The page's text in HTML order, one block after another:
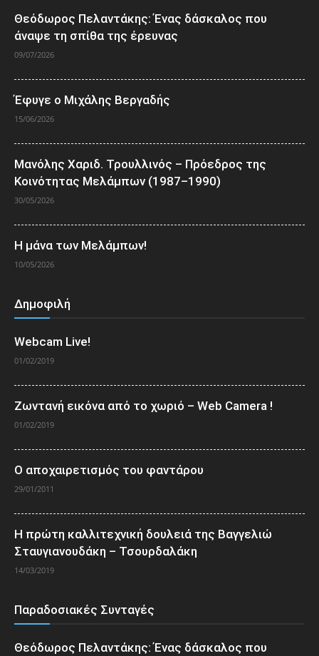
Θεόδωρος Πελαντάκης: Ένας δάσκαλος που
άναψε τη σπίθα της έρευνας
09/07/2026
Έφυγε ο Μιχάλης Βεργαδής
15/06/2026
Μανόλης Χαριδ. Τρουλλινός – Πρόεδρος της
Κοινότητας Μελάμπων (1987–1990)
30/05/2026
Η μάνα των Μελάμπων!
10/05/2026
Δημοφιλή
Webcam Live!
01/02/2019
Ζωντανή εικόνα από το χωριό – Web Camera !
01/02/2019
Ο αποχαιρετισμός του φαντάρου
29/01/2011
Η πρώτη καλλιτεχνική δουλειά της Βαγγελιώ
Σταυγιανουδάκη – Τσουρδαλάκη
14/03/2019
Παραδοσιακές Συνταγές
Θεόδωρος Πελαντάκης: Ένας δάσκαλος που